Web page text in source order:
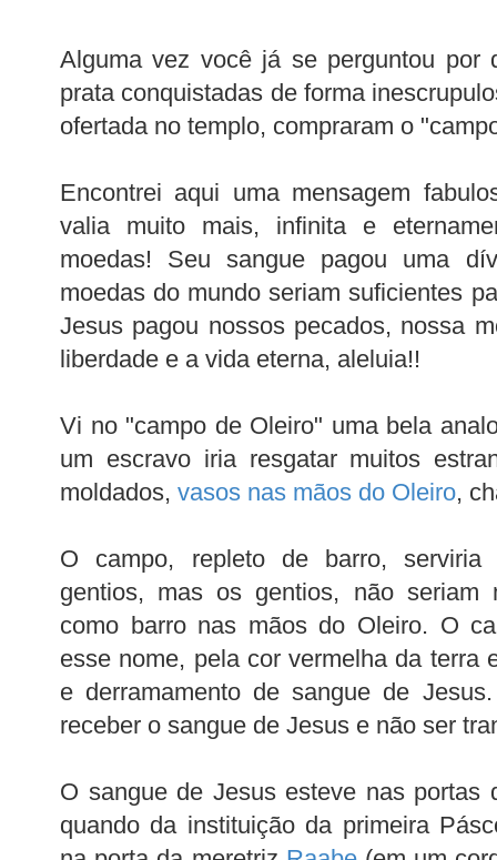
Alguma vez você já se perguntou por
prata conquistadas de forma
ofertada no templo, compraram o
Encontrei aqui uma mensagem
valia muito mais, infinita e
moedas! Seu sangue pagou uma
moedas do mundo seriam suficientes
Jesus pagou nossos pecados, nossa
liberdade e a vida eterna, aleluia!!
Vi no "campo de Oleiro" uma bela
um escravo iria resgatar muitos
moldados, vasos nas mãos do Oleiro,
O campo, repleto de barro, serviria
gentios, mas os gentios, não seriam
como barro nas mãos do Oleiro. O
esse nome, pela cor vermelha da terra
e derramamento de sangue de
receber o sangue de Jesus e não ser
O sangue de Jesus esteve nas portas
quando da instituição da primeira